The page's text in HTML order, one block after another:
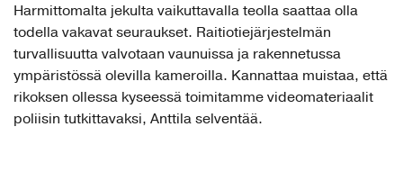
Harmittomalta jekulta vaikuttavalla teolla saattaa olla
todella vakavat seuraukset. Raitiotiejärjestelmän
turvallisuutta valvotaan vaunuissa ja rakennetussa
ympäristössä olevilla kameroilla. Kannattaa muistaa, että
rikoksen ollessa kyseessä toimitamme videomateriaalit
poliisin tutkittavaksi, Anttila selventää.